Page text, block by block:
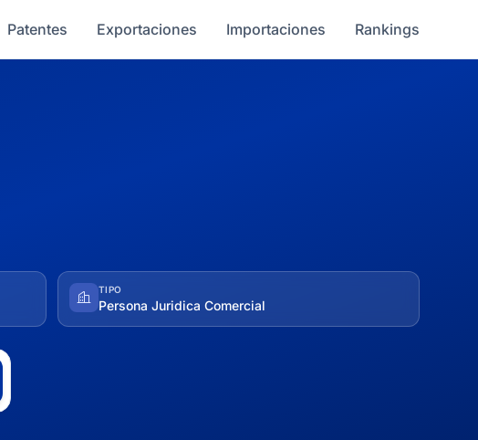
Patentes Exportaciones Importaciones Rankings
TIPO
Persona Juridica Comercial